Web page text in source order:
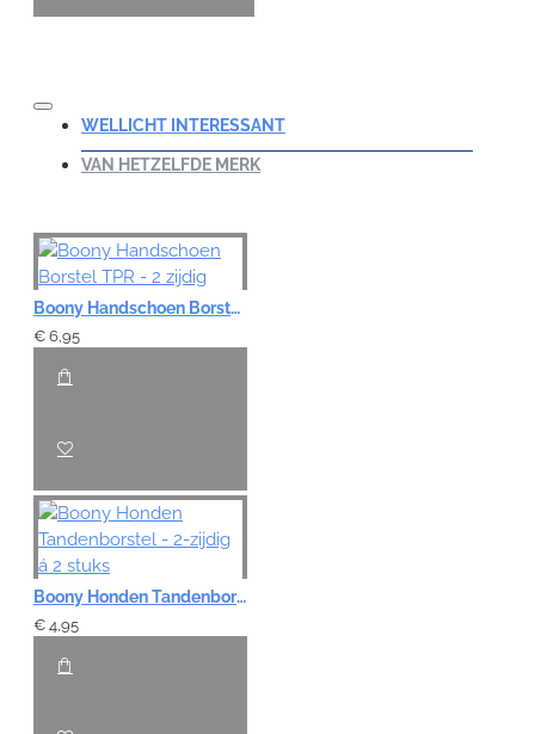
WELLICHT INTERESSANT
VAN HETZELFDE MERK
Boony Handschoen Borstel TPR - 2 zijdig
€ 6,95
Boony Honden Tandenborstel - 2-zijdig á 2 stuks
€ 4,95